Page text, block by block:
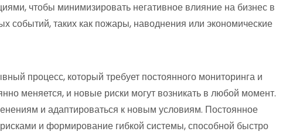
чтобы минимизировать негативное влияние на бизнес в
событий, таких как пожары, наводнения или экономические
процесс, который требует постоянного мониторинга и
меняется, и новые риски могут возникать в любой момент.
и адаптироваться к новым условиям. Постоянное
и формирование гибкой системы, способной быстро